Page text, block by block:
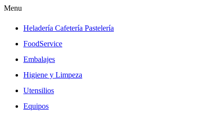
Menu
Heladería Cafetería Pastelería
FoodService
Embalajes
Higiene y Limpeza
Utensilios
Equipos